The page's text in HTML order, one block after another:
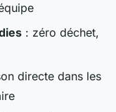
: zéro déchet,
directe dans les